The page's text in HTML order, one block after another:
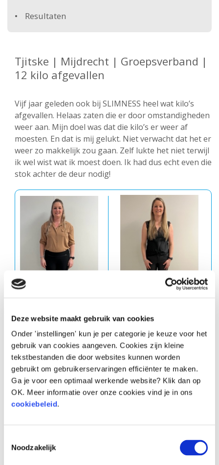
Deze website maakt gebruik van cookies
Onder 'instellingen' kun je per categorie je keuze voor het
gebruik van cookies aangeven. Cookies zijn kleine
tekstbestanden die door websites kunnen worden
gebruikt om gebruikerservaringen efficiënter te maken.
Ga je voor een optimaal werkende website? Klik dan op
OK. Meer informatie over onze cookies vind je in ons
cookiebeleid.
Noodzakelijk
Resultaten
Tjitske | Mijdrecht | Groepsverband |
12 kilo afgevallen
Vijf jaar geleden ook bij SLIMNESS heel wat kilo’s
afgevallen. Helaas zaten die er door omstandigheden
weer aan. Mijn doel was dat die kilo’s er weer af
moesten. En dat is mij gelukt. Niet verwacht dat het er
weer zo makkelijk zou gaan. Zelf lukte het niet terwijl
ik wel wist wat ik moest doen. Ik had dus echt even die
stok achter de deur nodig!
Voor Na